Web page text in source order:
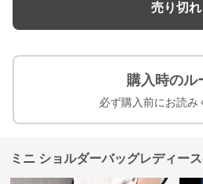
売り切れ
購入時のル
必ず購入前にお読み
ミニ ショルダーバッグレディー